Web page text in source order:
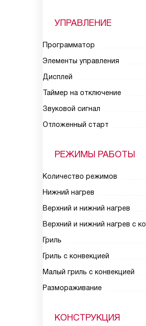
УПРАВЛЕНИЕ
Программатор
Элементы управления
Дисплей
Таймер на отключение
Звуковой сигнал
Отложенный старт
РЕЖИМЫ РАБОТЫ
Количество режимов
Нижний нагрев
Верхний и нижний нагрев
Верхний и нижний нагрев с
Гриль
Гриль с конвекцией
Малый гриль с конвекцией
Размораживание
КОНСТРУКЦИЯ